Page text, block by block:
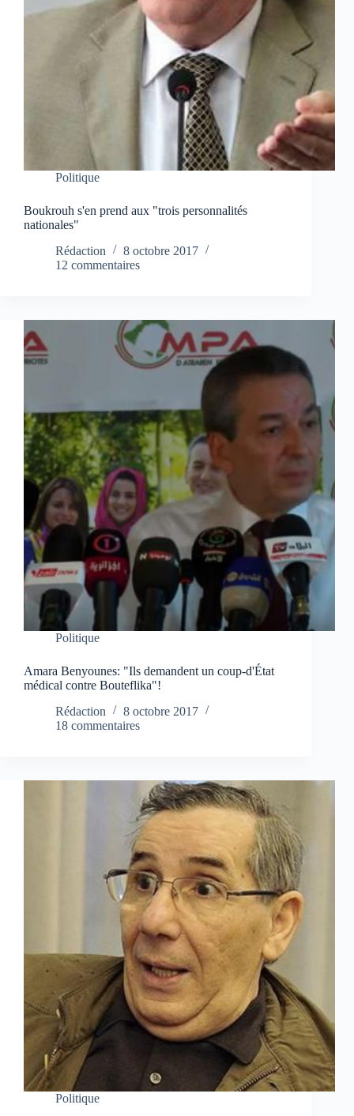
Politique
Boukrouh s'en prend aux "trois personnalités
nationales"
Rédaction
8 octobre 2017
12 commentaires
Politique
Amara Benyounes: "Ils demandent un coup-d'État
médical contre Bouteflika"!
Rédaction
8 octobre 2017
18 commentaires
Politique